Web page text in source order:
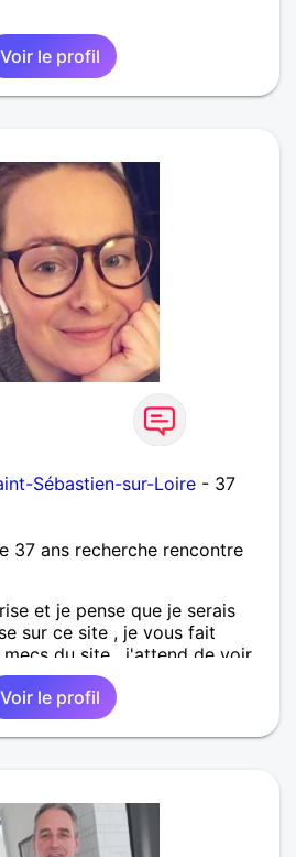
Voir le profil
Sébastien-sur-Loire - 37
37 ans recherche rencontre
et je pense que je serais
sur ce site , je vous fait
du site , j'attend de voir
que je vous accorde. Je
charmant mais
saura partager mon quotidien
de son Royaume afin que je
mot et pourquoi pas un
verre!
Voir le profil